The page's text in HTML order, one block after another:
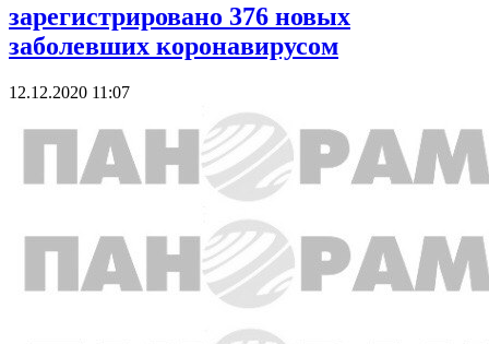
зарегистрировано 376 новых
заболевших коронавирусом
12.12.2020 11:07